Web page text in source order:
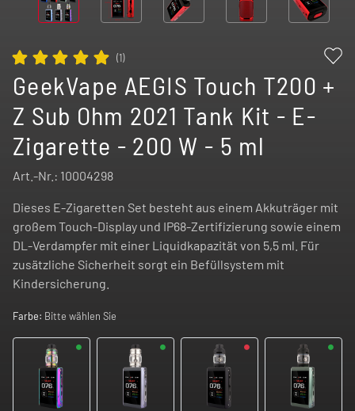
(1)
GeekVape AEGIS Touch T200 +
Z Sub Ohm 2021 Tank Kit - E-
Zigarette - 200 W - 5 ml
Art.-Nr.: 10004298
Dieses E-Zigaretten Set besteht aus einem Akkuträger mit
großem Touch-Display und IP68-Zertifizierung sowie einem
DL-Verdampfer mit einer Liquidkapazität von 5,5 ml. Für
zusätzliche Sicherheit sorgt ein Befüllsystem mit
Kindersicherung.
Farbe: Bitte wählen Sie